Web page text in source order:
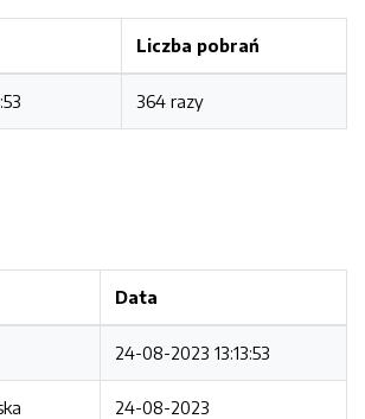
Liczba pobrań
364 razy
Data
24-08-2023 13:13:53
24-08-2023